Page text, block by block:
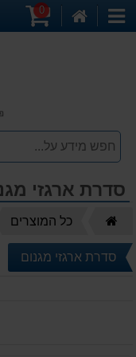
קטגוריות
0
סדרת ארגזי
כל המוצרים
סדרת ארגזי מגנום